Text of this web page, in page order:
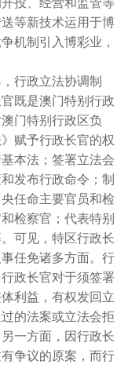
投、经营和监管等
等新技术运用于博
机制引入博彩业，
行政立法协调制
既是澳门特别行政
门特别行政区负
赋予行政长官的权
本法；签署立法会
发布行政命令；制
任命主要官员和检
检察官；代表特别
可见，特区行政长
任免诸多方面。行
政长官对于须签署
利益，有权发回立
的法案或立法会拒
一方面，因行政长
争议的原案，而行